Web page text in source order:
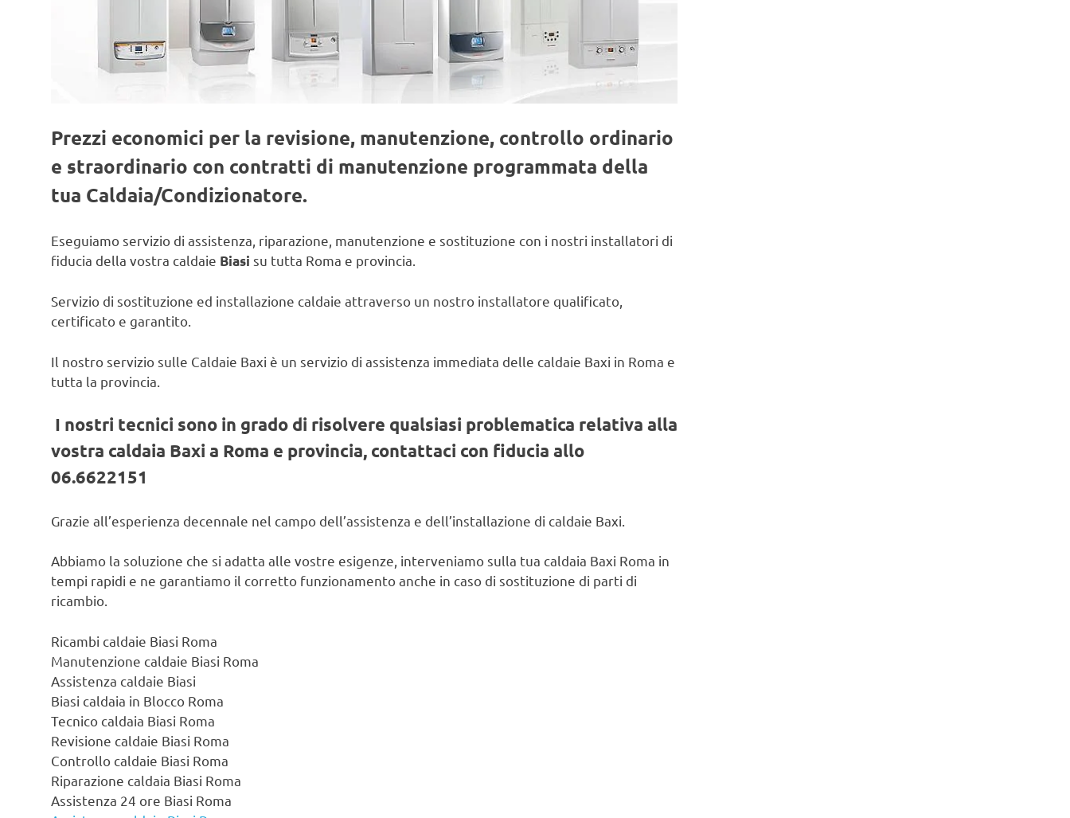
Prezzi economici per la revisione, manutenzione, controllo ordinario
e straordinario con contratti di manutenzione programmata della
tua Caldaia/Condizionatore.
Eseguiamo servizio di assistenza, riparazione, manutenzione e sostituzione con i nostri installatori di
fiducia della vostra caldaie Biasi su tutta Roma e provincia.
Servizio di sostituzione ed installazione caldaie attraverso un nostro installatore qualificato,
certificato e garantito.
Il nostro servizio sulle Caldaie Baxi è un servizio di assistenza immediata delle caldaie Baxi in Roma e
tutta la provincia.
I nostri tecnici sono in grado di risolvere qualsiasi problematica relativa alla
vostra caldaia Baxi a Roma e provincia, contattaci con fiducia allo
06.6622151
Grazie all’esperienza decennale nel campo dell’assistenza e dell’installazione di caldaie Baxi.
Abbiamo la soluzione che si adatta alle vostre esigenze, interveniamo sulla tua caldaia Baxi Roma in
tempi rapidi e ne garantiamo il corretto funzionamento anche in caso di sostituzione di parti di
ricambio.
Ricambi caldaie Biasi Roma
Manutenzione caldaie Biasi Roma
Assistenza caldaie Biasi
Biasi caldaia in Blocco Roma
Tecnico caldaia Biasi Roma
Revisione caldaie Biasi Roma
Controllo caldaie Biasi Roma
Riparazione caldaia Biasi Roma
Assistenza 24 ore Biasi Roma